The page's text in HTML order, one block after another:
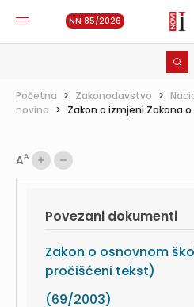
NN 85/2026
Početna > Zakonodavstvo >
novina > Zakon o izmjeni Zakona
AA
Povezani dokumenti
Zakon o osnovnom
pročišćeni tekst)
(69/2003)